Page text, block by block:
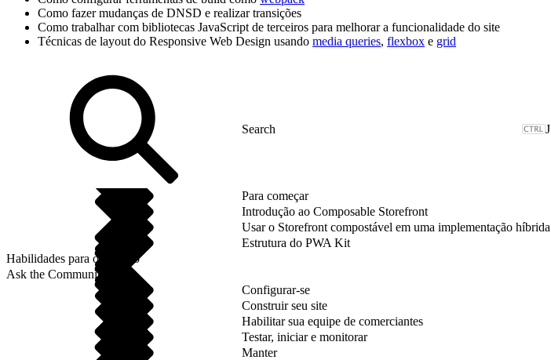
Como fazer mudanças de DNSD e realizar transições
Como trabalhar com bibliotecas JavaScript de terceiros para melhorar a funcionalidade do site
Técnicas de layout do Responsive Web Design usando media queries, flexbox e grid
J
Para começar
Introdução ao Composable Storefront
Usar o Storefront compostável em uma implementação híbrida
Estrutura do PWA Kit
Habilidades para o sucesso
Ask the Community
Configurar-se
Construir seu site
Habilitar sua equipe de comerciantes
Testar, iniciar e monitorar
Manter